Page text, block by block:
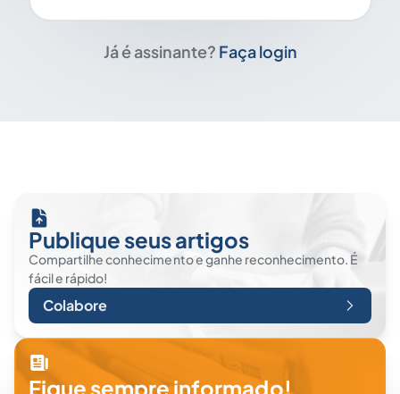
Já é assinante? Faça login
Publique seus artigos
Compartilhe conhecimento e ganhe reconhecimento. É
fácil e rápido!
Colabore
Fique sempre informado!